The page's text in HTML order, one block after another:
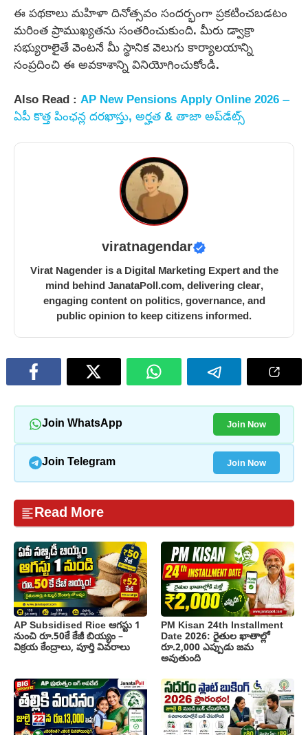
ఈ పథకాలు మహిళా దినోత్సవం సందర్భంగా ప్రకటించబడటం
మరింత ప్రాముఖ్యతను సంతరించుకుంది. మీరు డ్వాక్రా
సభ్యురాలైతే వెంటనే మీ స్థానిక వెలుగు కార్యాలయాన్ని
సంప్రదించి ఈ అవకాశాన్ని వినియోగించుకోండి.
Also Read : AP New Pensions Apply Online 2026 –
ఏపీ కొత్త పింఛన్ల దరఖాస్తు, అర్హత & తాజా అప్‌డేట్స్
viratnagendar
Virat Nagender is a Digital Marketing Expert and the
mind behind JanataPoll.com, delivering clear,
engaging content on politics, governance, and
public opinion to keep citizens informed.
Join WhatsApp Join Now
Join Telegram Join Now
Read More
AP Subsidised Rice ఆగస్టు 1
నుంచి రూ.50కే కేజీ బియ్యం –
విక్రయ కేంద్రాలు, పూర్తి వివరాలు
PM Kisan 24th Installment
Date 2026: రైతుల ఖాతాల్లో
రూ.2,000 ఎప్పుడు జమ
అవుతుంది